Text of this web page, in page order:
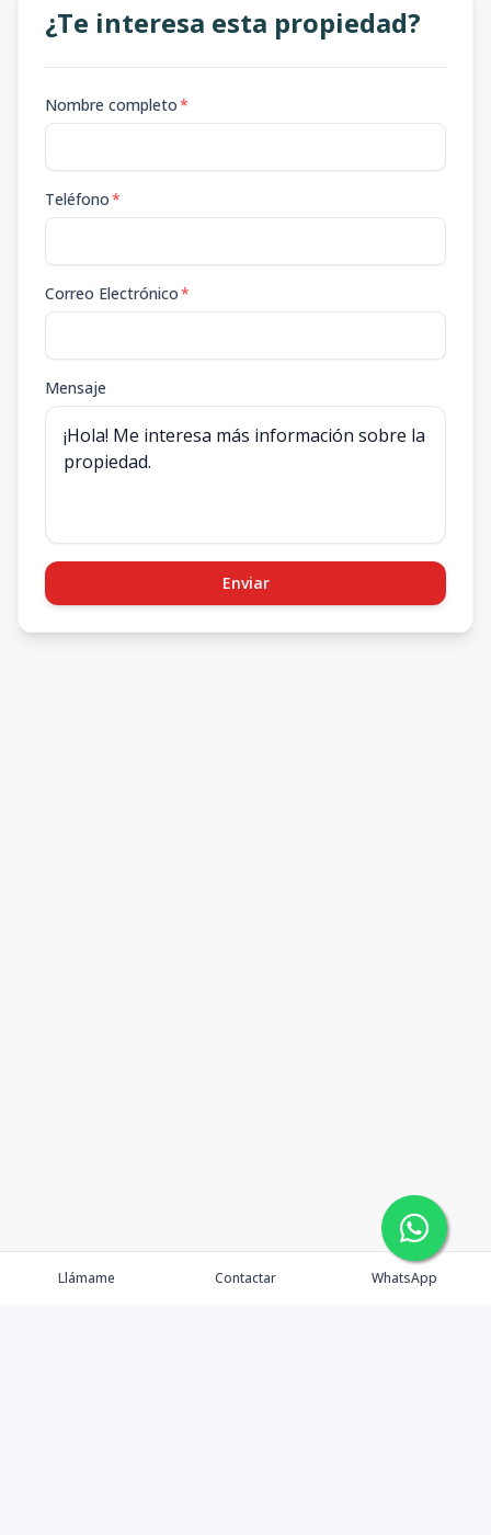
¿Te interesa esta propiedad?
Nombre completo*
Teléfono*
Correo Electrónico*
Mensaje
Enviar
Llámame Contactar WhatsApp